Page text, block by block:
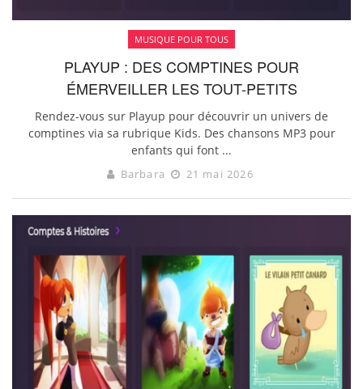
MUSIQUE POUR TOUS
PLAYUP : DES COMPTINES POUR
ÉMERVEILLER LES TOUT-PETITS
Rendez-vous sur Playup pour découvrir un univers de
comptines via sa rubrique Kids. Des chansons MP3 pour
enfants qui font ...
Barbara 21 mai 2026